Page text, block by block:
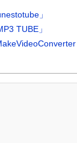
」
TUBE」